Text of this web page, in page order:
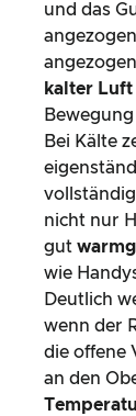
und das
kalter Luft
Bei Kälte
nicht nur
gut
wie
Deutlich
wenn der
die offene
an den